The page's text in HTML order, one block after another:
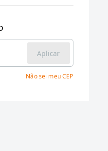
Aplicar
Não sei meu CEP